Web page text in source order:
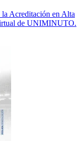
Acreditación en Alta
de UNIMINUTO.